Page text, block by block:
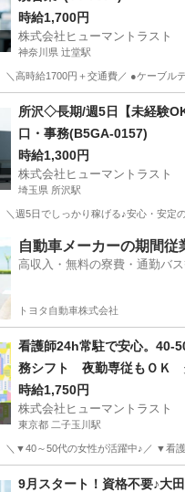
時給1,700円
株式会社ヒューマントラスト
神奈川県 辻堂駅
＼高時給1700円＋交通費／ ●ケーブ
辻堂駅 その他 ヒュー
所沢◇長期/週5日【未経験
口・事務(B5GA-0157)
時給1,300円
株式会社ヒューマントラスト
埼玉県 所沢駅
＼週5日でしっかり稼げる♪安心・安
所沢駅 一般事務 ヒュー
自動車メーカーの期間従
高収入・無料の寮費・通勤バ
トヨタ自動車株式会社
看護師24h常駐で安心。40-
務シフト 夜勤専従もＯＫ
通り/鎌田四丁目(ES1W-3576)
時給1,750円
株式会社ヒューマントラスト
東京都 二子玉川駅
＼▼40～50代の女性が活躍中♪／ ▼
二子玉川駅 介護福祉士
9月スタート！資格不要♪大